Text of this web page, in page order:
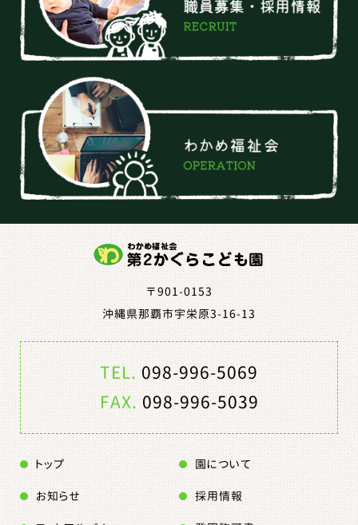
〒901-0153
沖縄県那覇市宇栄原3-16-13
TEL.098-996-5069
FAX.098-996-5039
トップ 園について
お知らせ 採用情報